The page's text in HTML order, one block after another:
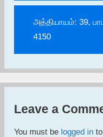
அத்தியாயம்: 39,
4150
Leave a
You must be logged in